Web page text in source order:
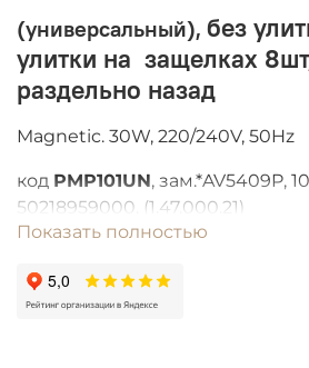
(универсальный), без
улитки на защелках
раздельно назад
Magnetic. 30W, 220/240V, 50Hz
код PMP101UN, зам.*AV5409P,
50218959000, (1.47.000.21)
Показать полностью